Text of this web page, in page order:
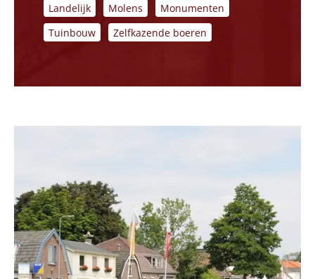
Landelijk
Molens
Monumenten
Tuinbouw
Zelfkazende boeren